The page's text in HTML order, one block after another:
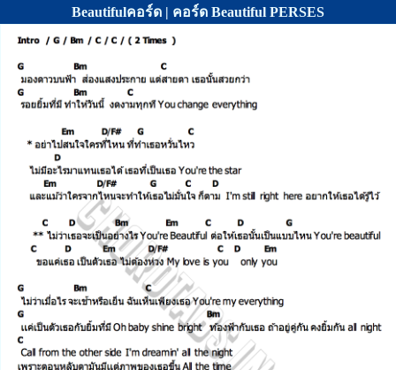
Beautifulคอร์ด | คอร์ด Beautiful PERSES